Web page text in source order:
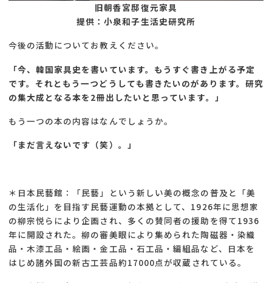
旧朝香宮邸復元家具
提供：小泉和子生活史研究所
今後の活動についてお教えください。
「今、韓国家具史を書いています。もうすぐ書き上がる予定
です。それともう一つどうしても書きたいのがあります。研究
の集大成となる本を2冊出したいと思っています。」
もう一つの本の内容はなんでしょうか。
「まだ言えないです（笑）。」
＊日本民藝館：「民藝」という新しい美の概念の普及と「美
の生活化」を目指す民藝運動の本拠として、1926年に思想家
の柳宗悦らにより企画され、多くの賛同者の援助を得て1936
年に開設された。柳の審美眼により集められた陶磁器・染織
品・木漆工品・絵画・金工品・石工品・編組品など、日本を
はじめ諸外国の新古工芸品約17000点が収蔵されている。